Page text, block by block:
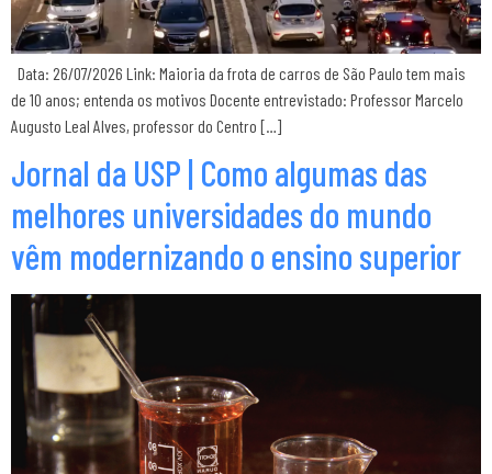
Data: 26/07/2026 Link: Maioria da frota de carros de São Paulo tem mais
de 10 anos; entenda os motivos Docente entrevistado: Professor Marcelo
Augusto Leal Alves, professor do Centro […]
Jornal da USP | Como algumas das
melhores universidades do mundo
vêm modernizando o ensino superior